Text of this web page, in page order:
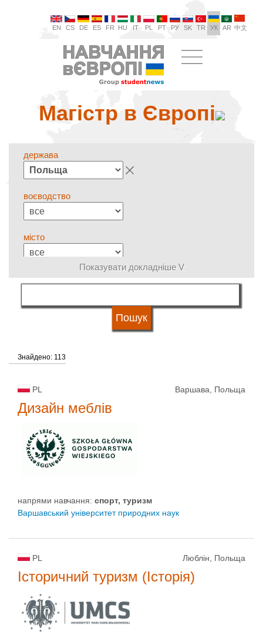
EN CS DE ES FR HU IT PL PT РУ SK TR УК AR 中文
Магістр в Європі
держава
воєводство
місто
напрями навчання
систем освіти
Тип університету
Статус університету
Показувати докладніше V
Знайдено: 113
PL Варшава, Польща
Дизайн меблів
напрями навчання: спорт, туризм
Варшавський університет природних наук
PL Люблін, Польща
Історичний туризм (Історія)